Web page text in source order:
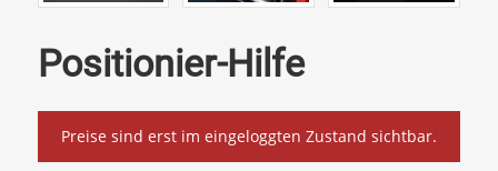
Positionier-Hilfe
Preise sind erst im eingeloggten Zustand sichtbar.